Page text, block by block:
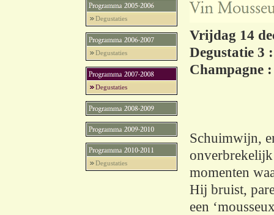
Degustaties
Degustaties
Degustaties
Degustaties
Vrijdag 14
Degustatie 3
Champagne
Schuimwijn,
momenten
Hij bruist,
een